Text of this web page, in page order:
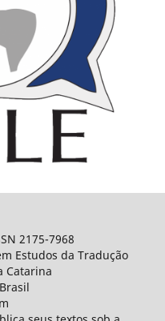
2175-7968
Estudos da Tradução
Catarina